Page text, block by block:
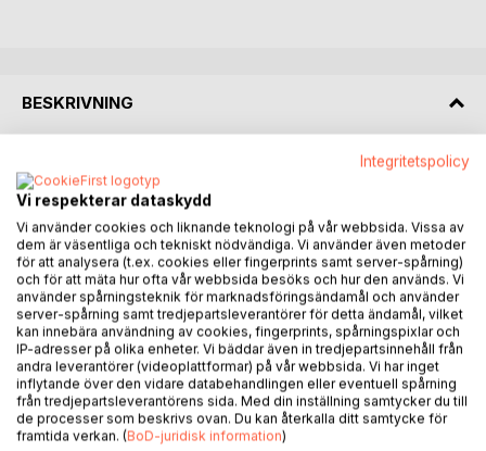
BESKRIVNING
Efter att studerat attraktionslagen under flera år, kom
författaren till insikt att det saknades en enkel handbok på
marknaden.
Handboken utkom 2019 och åtföljs nu av den "Lilla Svarta"
som är en pocketbok att bära med sig.
Den lilla svarta, är en bas klänning som man kan använda vid
(nästan) alla tillfällen. Så är även Attraktionslagen - Tack!
Lilla Svarta
Det är en liten smidig bok som innehåller allt du behöver
veta för att äntligen få attraktionslagen att fungera.
Integritetspolicy
Vi respekterar dataskydd
Vi använder cookies och liknande teknologi på vår webbsida. Vissa av
dem är väsentliga och tekniskt nödvändiga. Vi använder även metoder
för att analysera (t.ex. cookies eller fingerprints samt server-spårning)
och för att mäta hur ofta vår webbsida besöks och hur den används. Vi
använder spårningsteknik för marknadsföringsändamål och använder
server-spårning samt tredjepartsleverantörer för detta ändamål, vilket
kan innebära användning av cookies, fingerprints, spårningspixlar och
IP-adresser på olika enheter. Vi bäddar även in tredjepartsinnehåll från
andra leverantörer (videoplattformar) på vår webbsida. Vi har inget
inflytande över den vidare databehandlingen eller eventuell spårning
från tredjepartsleverantörens sida. Med din inställning samtycker du till
de processer som beskrivs ovan. Du kan återkalla ditt samtycke för
framtida verkan. (BoD-juridisk information)